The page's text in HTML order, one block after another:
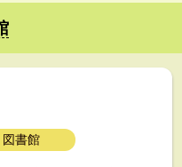
図書館